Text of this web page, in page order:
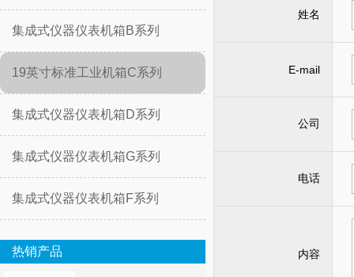
集成式仪器仪表机箱B系列
19英寸标准工业机箱C系列
集成式仪器仪表机箱D系列
集成式仪器仪表机箱G系列
集成式仪器仪表机箱F系列
热销产品
姓名
E-mail
公司
电话
内容